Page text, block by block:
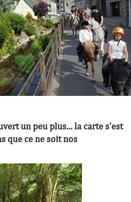
un peu plus... la carte s'est
que ce ne soit nos